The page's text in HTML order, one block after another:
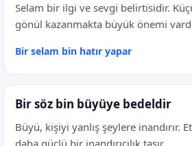
Selam bir ilgi ve sevgi belirtisidir.
gönül kazanmakta büyük önemi
Bir selam bin hatır yapar
Bir söz bin büyüye bedeldir
Büyü, kişiyi yanlış şeylere inandırır.
daha güçlü bir inandırıcılık taşır.